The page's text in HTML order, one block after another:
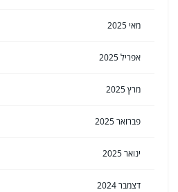
מאי 2025
אפריל 2025
מרץ 2025
פברואר 2025
ינואר 2025
דצמבר 2024